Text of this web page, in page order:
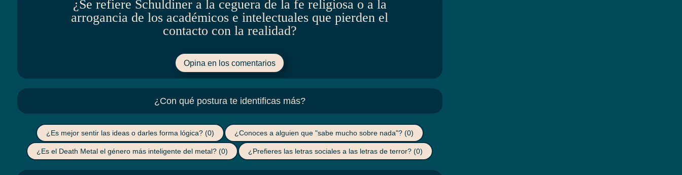
¿Se refiere Schuldiner a la ceguera de la fe religiosa o a la
arrogancia de los académicos e intelectuales que pierden el
contacto con la realidad?
Opina en los comentarios
¿Con qué postura te identificas más?
¿Es mejor sentir las ideas o darles forma lógica? (0) ¿Conoces a alguien que "sabe mucho sobre nada"? (0)
¿Es el Death Metal el género más inteligente del metal?(0) ¿Prefieres las letras sociales a las letras de terror?(0)